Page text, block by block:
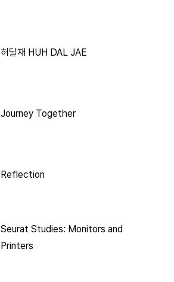
허달재 HUH DAL JAE
Journey Together
Reflection
Seurat Studies: Monitors and
Printers